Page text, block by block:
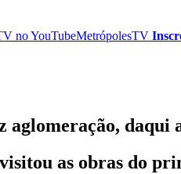
noYouTubeMetrópolesTV
daqui
as obras do